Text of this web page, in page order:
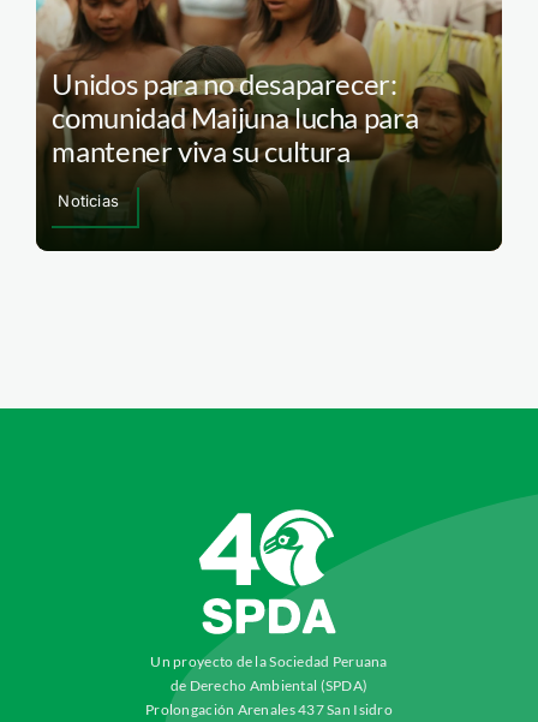
Unidos para no desaparecer:
comunidad Maijuna lucha para
mantener viva su cultura
Noticias
Un proyecto de la Sociedad Peruana
de Derecho Ambiental (SPDA)
Prolongación Arenales 437 San Isidro